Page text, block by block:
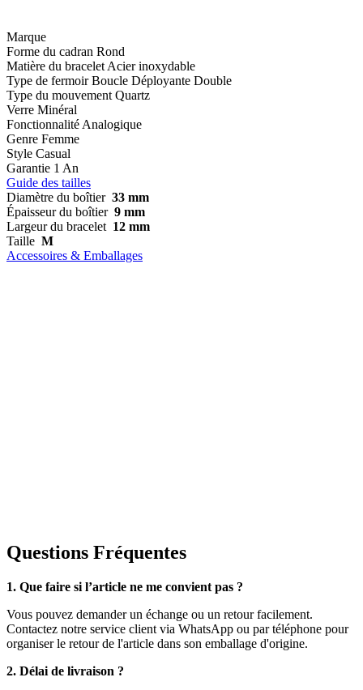
Marque
Forme du cadran Rond
Matière du bracelet Acier inoxydable
Type de fermoir Boucle Déployante Double
Type du mouvement Quartz
Verre Minéral
Fonctionnalité Analogique
Genre Femme
Style Casual
Garantie 1 An
Guide des tailles
Diamètre du boîtier 33 mm
Épaisseur du boîtier 9 mm
Largeur du bracelet 12 mm
Taille M
Accessoires & Emballages
Questions Fréquentes
1. Que faire si l’article ne me convient pas ?
Vous pouvez demander un échange ou un retour facilement.
Contactez notre service client via WhatsApp ou par téléphone pour
organiser le retour de l'article dans son emballage d'origine.
2. Délai de livraison ?